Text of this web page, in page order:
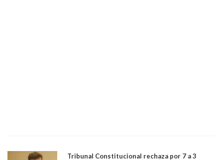
Tribunal Constitucional rechaza por 7 a 3